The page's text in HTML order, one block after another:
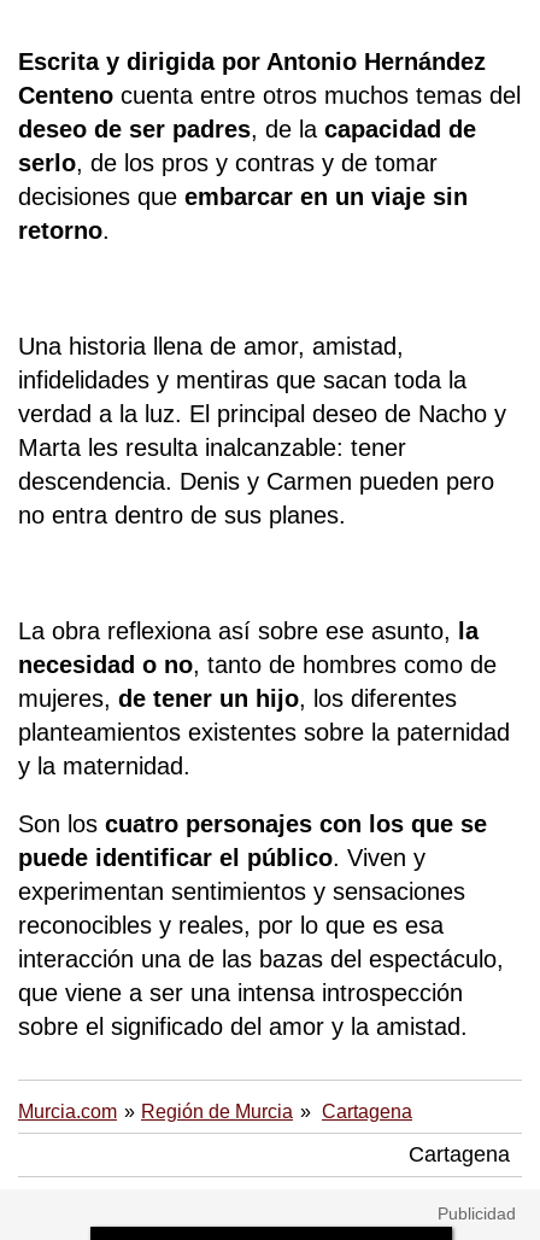
Escrita y dirigida por Antonio Hernández
Centeno cuenta entre otros muchos temas del
deseo de ser padres, de la capacidad de
serlo, de los pros y contras y de tomar
decisiones que embarcar en un viaje sin
retorno.
Una historia llena de amor, amistad,
infidelidades y mentiras que sacan toda la
verdad a la luz. El principal deseo de Nacho y
Marta les resulta inalcanzable: tener
descendencia. Denis y Carmen pueden pero
no entra dentro de sus planes.
La obra reflexiona así sobre ese asunto,
la
necesidad o no, tanto de hombres como de
mujeres, de tener un hijo, los diferentes
planteamientos existentes sobre la paternidad
y la maternidad.
Son los cuatro personajes con los que se
puede identificar el público. Viven y
experimentan sentimientos y sensaciones
reconocibles y reales, por lo que es esa
interacción una de las bazas del espectáculo,
que viene a ser una intensa introspección
sobre el significado del amor y la amistad.
Murcia.com Región de Murcia Cartagena
Cartagena